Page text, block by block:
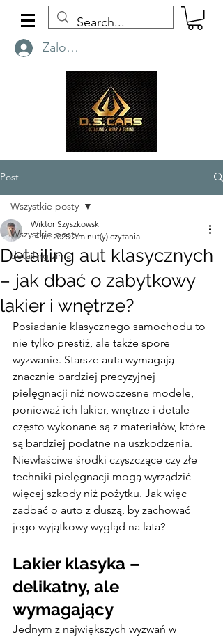
Zaloguj się
Post
Wszystkie posty
detailing zimą
Wszystkie posty
Detailing aut klasycznych
– jak dbać o zabytkowy
lakier i wnętrze?
Wiktor Szyszkowski
14 lut 2025 2 minut(y) czytania
Posiadanie klasycznego samochodu to
nie tylko prestiż, ale także spore
wyzwanie. Starsze auta wymagają
znacznie bardziej precyzyjnej
pielęgnacji niż nowoczesne modele,
ponieważ ich lakier, wnętrze i detale
często wykonane są z materiałów, które
są bardziej podatne na uszkodzenia.
Niewłaściwe środki czyszczące czy złe
techniki pielęgnacji mogą wyrządzić
więcej szkody niż pożytku. Jak więc
zadbać o auto z duszą, by zachować
jego wyjątkowy wygląd na lata?
Lakier klasyka –
delikatny, ale
wymagający
Jednym z największych wyzwań w